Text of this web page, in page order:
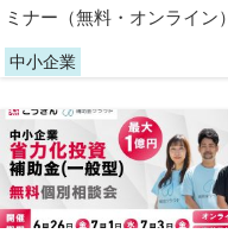
ミナー（無料・オンライン）
中小企業